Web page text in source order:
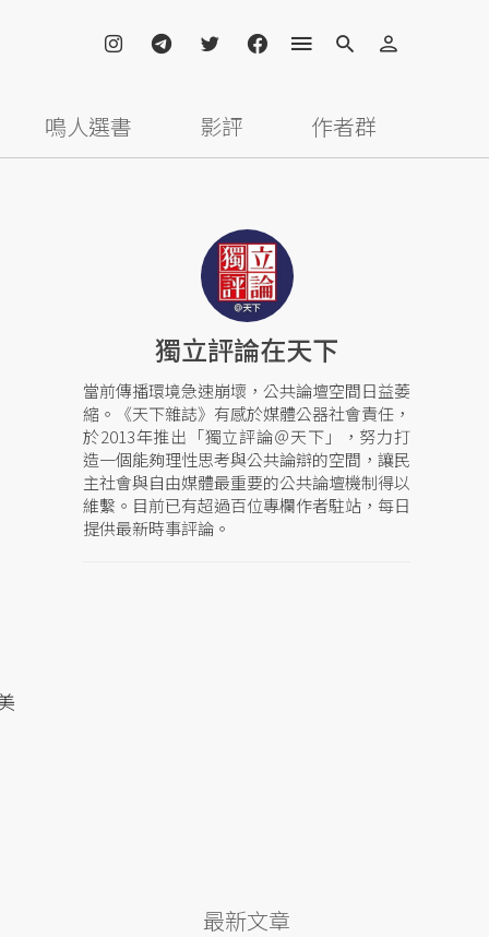
鳴人選書 影評 作者群
獨立評論在天下
當前傳播環境急速崩壞，公共論壇空間日益萎
縮。《天下雜誌》有感於媒體公器社會責任，
於2013年推出「獨立評論＠天下」，努力打
造一個能夠理性思考與公共論辯的空間，讓民
主社會與自由媒體最重要的公共論壇機制得以
維繫。目前已有超過百位專欄作者駐站，每日
提供最新時事評論。
最新文章